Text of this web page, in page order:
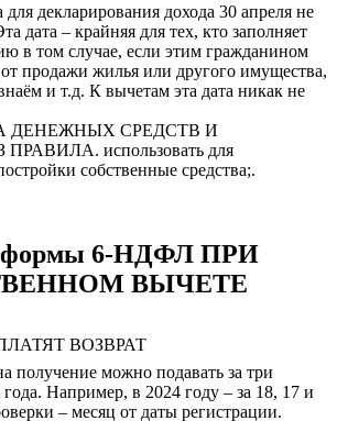
для декларирования дохода 30 апреля не
дата – крайняя для тех, кто заполняет
в том случае, если этим гражданином
продажи жилья или другого имущества,
и т.д. К вычетам эта дата никак не
ДЕНЕЖНЫХ СРЕДСТВ И
использовать для
собственные средства;.
формы 6-НДФЛ ПРИ
ВЫЧЕТЕ
ВОЗВРАТ
получение можно подавать за три
Например, в 2024 году – за 18, 17 и
– месяц от даты регистрации.